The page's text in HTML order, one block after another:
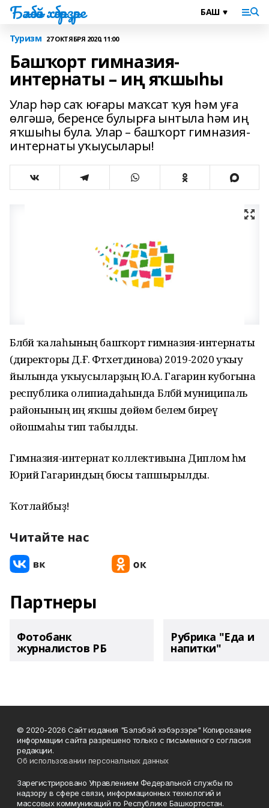
Бәләбәй хәбәрҙәре
Туризм 27 ОКТЯБРЯ 2020, 11:00
Башҡорт гимназия-
интернаты – иң яҡшыһы
Улар һәр саҡ юғары маҡсат ҡуя һәм уға
өлгәшә, беренсе булырға ынтыла һәм иң
яҡшыһы була. Улар – башҡорт гимназия-
интернаты уҡыусылары!
Бәләбәй ҡалаһының башҡорт гимназия-интернаты
(директоры Д.Ғ. Фәтхетдинова) 2019-2020 уҡыу
йылында уҡыусыларҙың Ю.А. Гагарин кубогына
республика олипиадаһында Бәләбәй муниципаль
районының иң яҡшы дөйөм белем биреү
ойошмаһы тип табылды.
Гимназия-интернат коллективына Диплом һәм
Юрий Гагариндың бюсы тапшырылды.
Ҡотлайбыҙ!
Читайте нас
Партнеры
Фотобанк
журналистов РБ
Рубрика "Еда и
напитки"
© 2020-2026 Сайт издания "Бэлэбэй хэбэрзэре" Копирование
информации сайта разрешено только с письменного согласия
редакции.
Об использовании персональных данных
Зарегистрировано Управлением Федеральной службы по
надзору в сфере связи, информационных технологий и
массовых коммуникаций по Республике Башкортостан.